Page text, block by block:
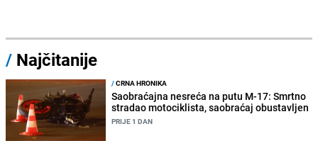
/ Najčitanije
/CRNA HRONIKA
Saobraćajna nesreća na putu M-17: Smrtno
stradao motociklista, saobraćaj obustavljen
PRIJE 1 DAN